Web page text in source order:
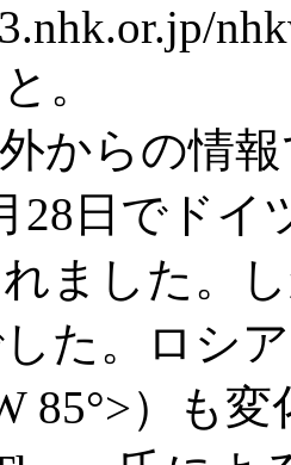
。
からの情
28日でドイ
ました。
た。ロシ
85°>）も